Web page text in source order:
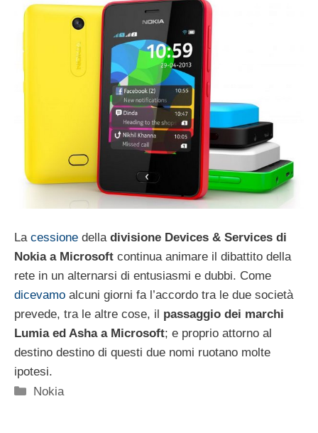
La cessione della divisione Devices & Services di
Nokia a Microsoft continua animare il dibattito della
rete in un alternarsi di entusiasmi e dubbi. Come
dicevamo alcuni giorni fa l’accordo tra le due società
prevede, tra le altre cose, il passaggio dei marchi
Lumia ed Asha a Microsoft; e proprio attorno al
destino destino di questi due nomi ruotano molte
ipotesi.
Categorie
Nokia